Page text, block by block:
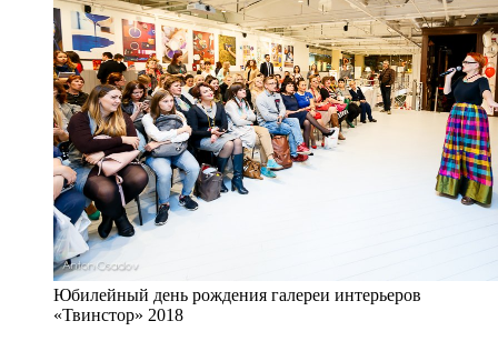
Юбилейный день рождения галереи интерьеров
«Твинстор» 2018